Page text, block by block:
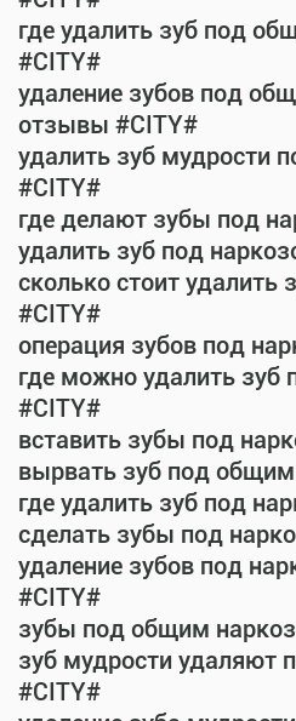
где удалить зуб под
#CITY#
удаление зубов под
отзывы #CITY#
удалить зуб мудрости
#CITY#
где делают зубы под
удалить зуб под
сколько стоит удалить
#CITY#
операция зубов под
где можно удалить зуб
#CITY#
вставить зубы под
вырвать зуб под
где удалить зуб под
сделать зубы под
удаление зубов под
#CITY#
зубы под общим
зуб мудрости удаляют
#CITY#